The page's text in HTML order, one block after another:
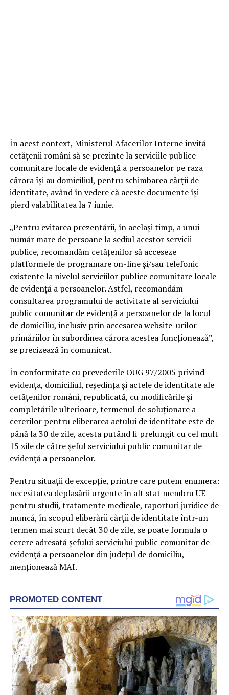
În acest context, Ministerul Afacerilor Interne invită
cetăţenii români să se prezinte la serviciile publice
comunitare locale de evidenţă a persoanelor pe raza
cărora îşi au domiciliul, pentru schimbarea cărţii de
identitate, având în vedere că aceste documente îşi
pierd valabilitatea la 7 iunie.
„Pentru evitarea prezentării, în acelaşi timp, a unui
număr mare de persoane la sediul acestor servicii
publice, recomandăm cetăţenilor să acceseze
platformele de programare on-line şi/sau telefonic
existente la nivelul serviciilor publice comunitare locale
de evidenţă a persoanelor. Astfel, recomandăm
consultarea programului de activitate al serviciului
public comunitar de evidenţă a persoanelor de la locul
de domiciliu, inclusiv prin accesarea website-urilor
primăriilor în subordinea cărora acestea funcţionează”,
se precizează în comunicat.
În conformitate cu prevederile OUG 97/2005 privind
evidenţa, domiciliul, reşedinţa şi actele de identitate ale
cetăţenilor români, republicată, cu modificările şi
completările ulterioare, termenul de soluţionare a
cererilor pentru eliberarea actului de identitate este de
până la 30 de zile, acesta putând fi prelungit cu cel mult
15 zile de către şeful serviciului public comunitar de
evidenţă a persoanelor.
Pentru situaţii de excepţie, printre care putem enumera:
necesitatea deplasării urgente în alt stat membru UE
pentru studii, tratamente medicale, raporturi juridice de
muncă, în scopul eliberării cărţii de identitate într-un
termen mai scurt decât 30 de zile, se poate formula o
cerere adresată şefului serviciului public comunitar de
evidenţă a persoanelor din judeţul de domiciliu,
menţionează MAI.